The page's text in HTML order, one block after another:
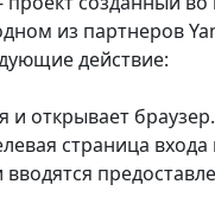
из партнеров
действие:
и открывает браузер.
страница входа